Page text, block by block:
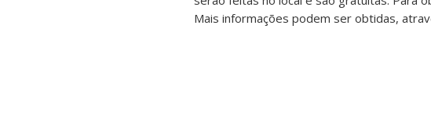
Mais informações podem ser obtidas,